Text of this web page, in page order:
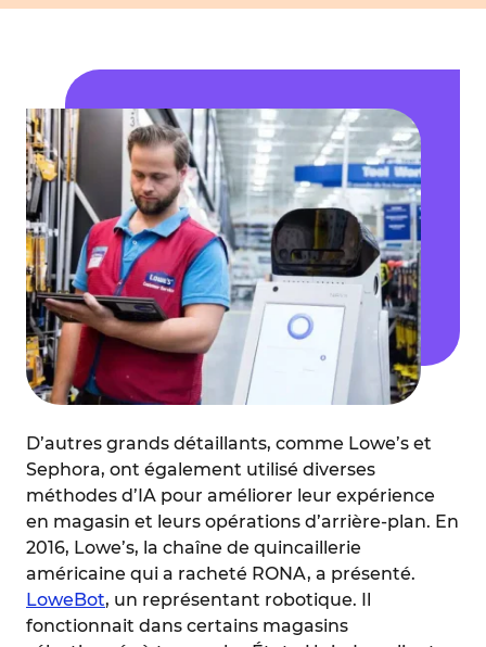
D’autres grands détaillants, comme Lowe’s et
Sephora, ont également utilisé diverses
méthodes d’IA pour améliorer leur expérience
en magasin et leurs opérations d’arrière-plan. En
2016, Lowe’s, la chaîne de quincaillerie
américaine qui a racheté RONA, a présenté.
LoweBot, un représentant robotique. Il
fonctionnait dans certains magasins